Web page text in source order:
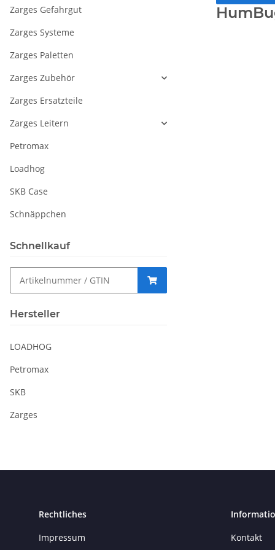
Zarges Gefahrgut
Zarges Systeme
Zarges Paletten
Zarges Zubehör
Zarges Ersatzteile
Zarges Leitern
Petromax
Loadhog
SKB Case
Schnäppchen
Schnellkauf
Hersteller
LOADHOG
Petromax
SKB
Zarges
Rechtliches
Impressum Kontakt